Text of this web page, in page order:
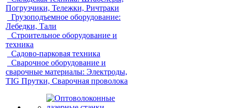
Погрузчики, Тележки, Ричтраки
Грузоподъемное оборудование:
Лебедки, Тали
Строительное оборудование и
техника
Садово-парковая техника
Сварочное оборудование и
сварочные материалы: Электроды,
TIG Прутки, Сварочная проволока